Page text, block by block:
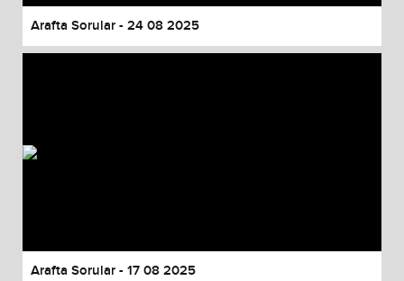
Arafta Sorular - 24 08 2025
Arafta Sorular - 17 08 2025